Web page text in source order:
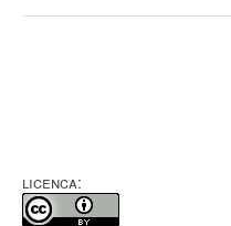
LICENCA: